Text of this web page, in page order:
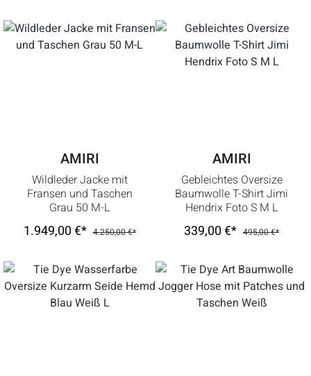
AMIRI
Wildleder Jacke mit
Fransen und Taschen
Grau 50 M-L
1.949,00 €* 4.250,00 €*
AMIRI
Gebleichtes Oversize
Baumwolle T-Shirt Jimi
Hendrix Foto S M L
339,00 €* 495,00 €*